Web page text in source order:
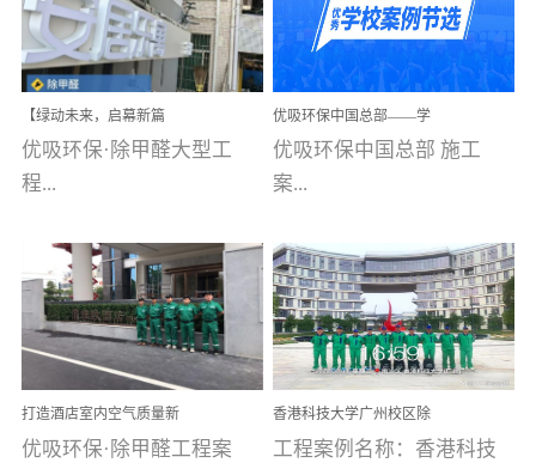
权，获得高新技术企业称
号。生产优势自主生产自
给自足，优吸公司于2015
在广州番禺区成功建立产
品线生产基地，工厂拥有
自动化生产设备和成熟的
选择源头源材料、严控产
品质量，我们每一批的生
产产品都经过严格的质检
程序；生产车间为优吸总
部和全国分支机构生产光
触媒、净醛王、祛味剂等
优吸系列产品，保质保量
【绿动未来，启幕新篇
章】优吸环保中标深圳安
居乐寓，超大型工装室内
空气治理项目顺利启航，
优吸环保·除甲醛大型工
程...
案例【深圳安居乐寓】室
内空气治理项目深圳安居
乐寓 深圳市安居乐寓
为深圳安居集团旗下城...
优吸环保中国总部——学
校施工案例(节选)
优吸环保中国总部 施工
案...
例(学校工装节选)广州南沙
小学(珠江湾校区)项目地
址：广州市南沙区海滨路
南沙珠江湾江门市蓬江区
禾...
打造酒店室内空气质量新
标杆——优吸环保·标杆之
作：东莞美豪雅致酒店室
优吸环保·除甲醛工程案
香港科技大学广州校区除
甲醛项目圆满完成
工程案例名称：香港科技